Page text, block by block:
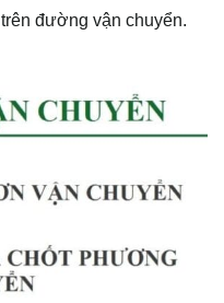
đường vận chuyển.